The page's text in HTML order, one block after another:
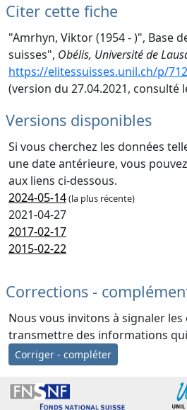
Citer cette fiche
"Amrhyn, Viktor (1954 - )", Base
suisses", Obélis, Université de
https://elitessuisses.unil.ch/p/
(version du 27.04.2021, consulté
Versions disponibles
Si vous cherchez les données
une date antérieure, vous
aux liens ci-dessous.
2024-05-14(la plus récente)
2021-04-27
2017-02-17
2015-02-22
Corrections -
Nous vous invitons à signaler
transmettre des informations
Corriger - compléter